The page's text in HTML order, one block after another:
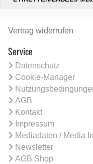
Vertrag widerrufen
Service
Datenschutz
Cookie-Manager
AGB
Kontakt
Impressum
Mediadaten / Media
Newsletter
AGB Shop